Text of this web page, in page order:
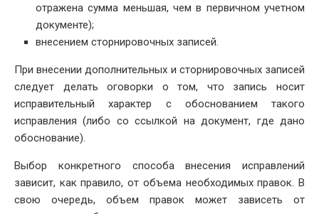
отражена сумма меньшая, чем в первичном учетном
документе);
внесением сторнировочных записей.
При внесении дополнительных и сторнировочных записей
следует делать оговорки о том, что запись носит
исправительный характер с обоснованием такого
исправления (либо со ссылкой на документ, где дано
обоснование).
Выбор конкретного способа внесения исправлений
зависит, как правило, от объема необходимых правок. В
свою очередь, объем правок может зависеть от